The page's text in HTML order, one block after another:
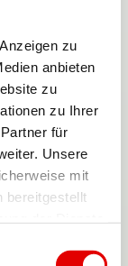
zu
anbieten
zu
zu Ihrer
für
Unsere
mit
bereitgestellt
Zugang
Sie von
wieso der
der
Haus
Linie an das
Bungalow
vom